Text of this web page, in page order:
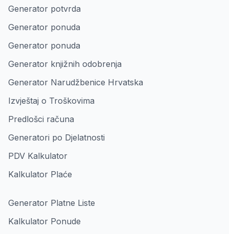
Generator potvrda
Generator ponuda
Generator ponuda
Generator knjižnih odobrenja
Generator Narudžbenice Hrvatska
Izvještaj o Troškovima
Predlošci računa
Generatori po Djelatnosti
PDV Kalkulator
Kalkulator Plaće
Generator Platne Liste
Kalkulator Ponude